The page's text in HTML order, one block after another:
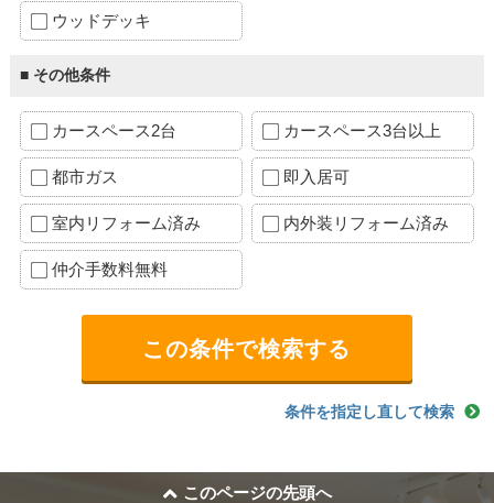
ウッドデッキ
■ その他条件
カースペース2台 カースペース3台以上
都市ガス 即入居可
室内リフォーム済み 内外装リフォーム済み
仲介手数料無料
条件を指定し直して検索
このページの先頭へ